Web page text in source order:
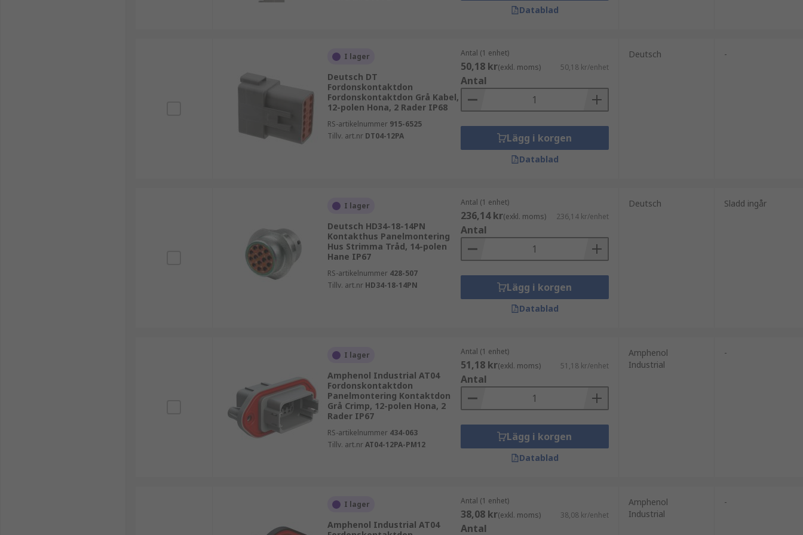
Datablad
I lager
Deutsch DT
Fordonskontaktdon
Fordonskontaktdon Grå Kabel,
12-polen Hona, 2 Rader IP68
RS-artikelnummer 915-6525
Tillv. art.nr DT04-12PA
Antal (1 enhet)
50,18 kr(exkl. moms) 50,18 kr/enhet
Antal
Lägg i korgen
Datablad
Deutsch -
I lager
Deutsch HD34-18-14PN
Kontakthus Panelmontering
Hus Strimma Tråd, 14-polen
Hane IP67
RS-artikelnummer 428-507
Tillv. art.nr HD34-18-14PN
Antal (1 enhet)
236,14 kr(exkl. moms) 236,14 kr/enhet
Antal
Lägg i korgen
Datablad
Deutsch Sladd ingår
I lager
Amphenol Industrial AT04
Fordonskontaktdon
Panelmontering Kontaktdon
Grå Crimp, 12-polen Hona, 2
Rader IP67
RS-artikelnummer 434-063
Tillv. art.nrAT04-12PA-PM12
Antal (1 enhet)
51,18 kr(exkl. moms) 51,18 kr/enhet
Antal
Lägg i korgen
Datablad
Amphenol
Industrial
-
I lager
Amphenol Industrial AT04
Antal (1 enhet)
38,08 kr(exkl. moms) 38,08 kr/enhet
Antal
Amphenol
Industrial
-